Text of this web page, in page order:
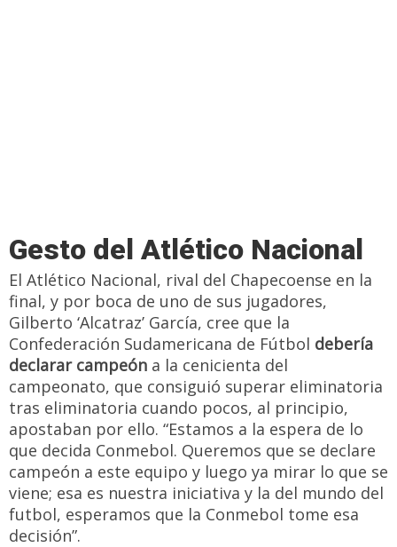
Gesto del Atlético Nacional
El Atlético Nacional, rival del Chapecoense en la
final, y por boca de uno de sus jugadores,
Gilberto ‘Alcatraz’ García, cree que la
Confederación Sudamericana de Fútbol debería
declarar campeón a la cenicienta del
campeonato, que consiguió superar eliminatoria
tras eliminatoria cuando pocos, al principio,
apostaban por ello. “Estamos a la espera de lo
que decida Conmebol. Queremos que se declare
campeón a este equipo y luego ya mirar lo que se
viene; esa es nuestra iniciativa y la del mundo del
futbol, esperamos que la Conmebol tome esa
decisión”.